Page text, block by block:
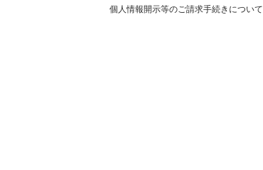
個人情報開示等のご請求手続きについて